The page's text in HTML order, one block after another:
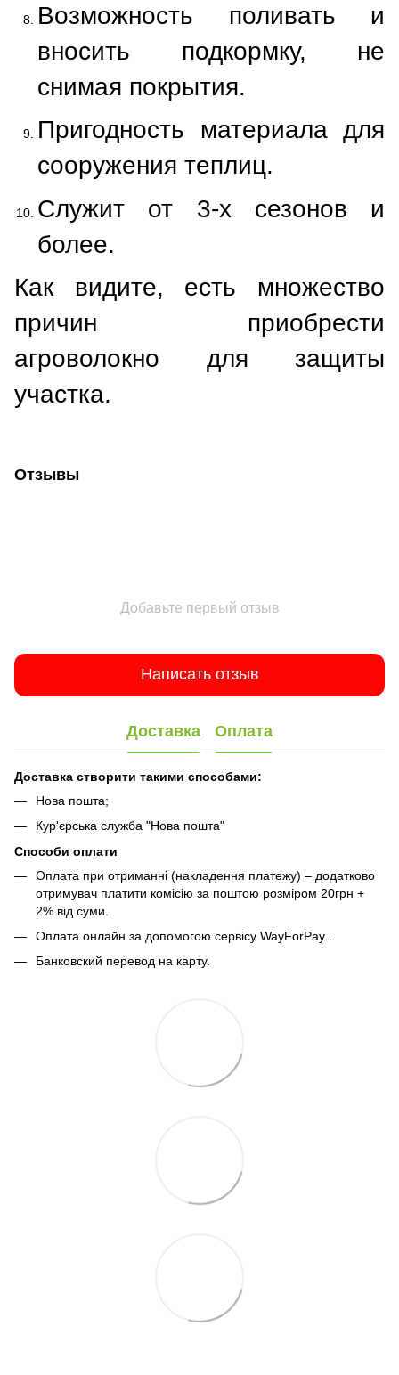
Возможность поливать и
вносить подкормку, не
снимая покрытия.
Пригодность материала для
сооружения теплиц.
Служит от 3-х сезонов и
более.
Как видите, есть множество
причин приобрести
агроволокно для защиты
участка.
Отзывы
Добавьте первый отзыв
Написать отзыв
Доставка Оплата
Доставка створити такими способами:
Нова пошта;
Кур'єрська служба "Нова пошта"
Способи оплати
Оплата при отриманні (накладення платежу) – додатково
отримувач платити комісію за поштою розміром 20грн +
2% від суми.
Оплата онлайн за допомогою сервісу WayForPay
Банковский перевод на карту.